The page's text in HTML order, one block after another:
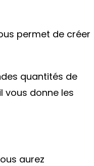
permet de créer
quantités de
vous donne les
aurez